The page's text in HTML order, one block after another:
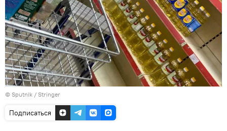
© Sputnik / Stringer
Подписаться